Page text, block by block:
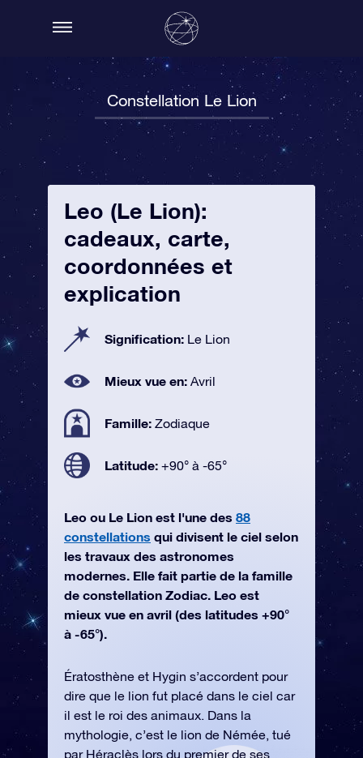
Constellation Le Lion
Leo (Le Lion):
cadeaux, carte,
coordonnées et
explication
Signification: Le Lion
Mieux vue en: Avril
Famille: Zodiaque
Latitude: +90° à -65°
Leo ou Le Lion est l'une des 88
constellations qui divisent le ciel selon
les travaux des astronomes
modernes. Elle fait partie de la famille
de constellation Zodiac. Leo est
mieux vue en avril (des latitudes +90°
à -65°).
Ératosthène et Hygin s’accordent pour
dire que le lion fut placé dans le ciel car
il est le roi des animaux. Dans la
mythologie, c’est le lion de Némée, tué
par Héraclès lors du premier de ses